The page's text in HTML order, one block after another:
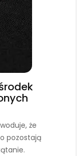
że
pozostają